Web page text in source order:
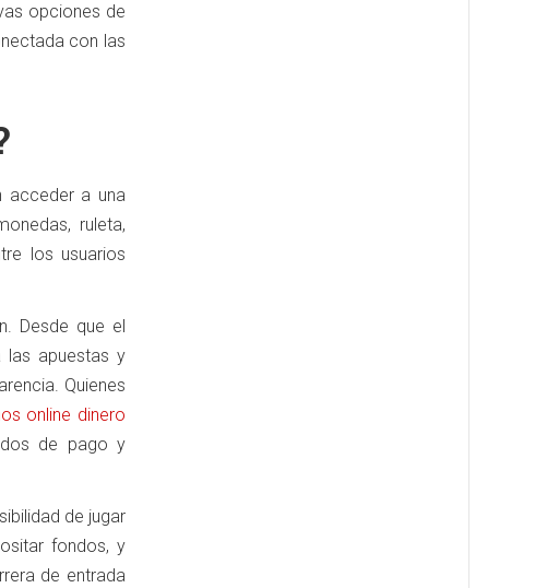
opciones de
con las
acceder a una
ruleta,
los usuarios
Desde que el
las apuestas y
Quienes
online dinero
de pago y
de jugar
fondos, y
de entrada